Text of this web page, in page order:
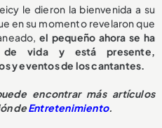
le dieron la bienvenida a su
en su momento revelaron que
el pequeño ahora se ha
vida y está presente,
y eventos de los cantantes.
encontrar más artículos
deEntretenimiento.